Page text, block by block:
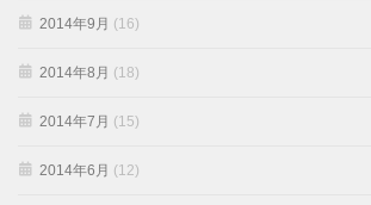
2014年9月 (16)
2014年8月 (18)
2014年7月 (15)
2014年6月 (12)